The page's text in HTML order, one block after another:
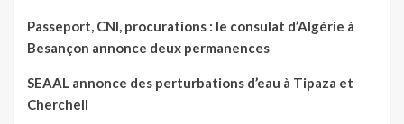
Passeport, CNI, procurations : le consulat d’Algérie à
Besançon annonce deux permanences
SEAAL annonce des perturbations d’eau à Tipaza et
Cherchell